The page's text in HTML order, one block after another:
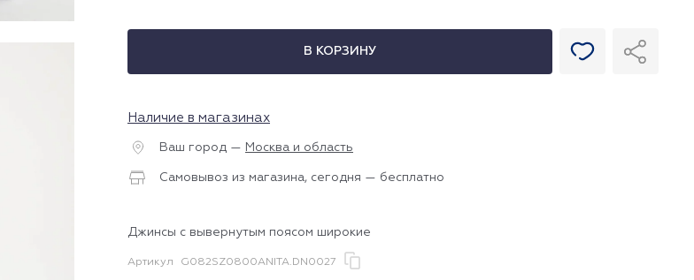
В КОРЗИНУ
Наличие в магазинах
Ваш город — Москва и область
Самовывоз из магазина, сегодня — бесплатно
Джинсы с вывернутым поясом широкие
Артикул G082SZ0800ANITA.DN0027